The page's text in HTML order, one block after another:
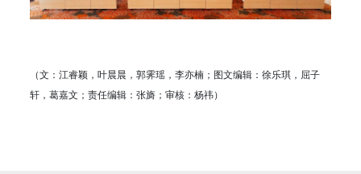
（文：江睿颖，叶晨晨，郭霁瑶，李亦楠；图文编辑：徐乐琪，屈子
轩，葛嘉文；责任编辑：张旖；审核：杨祎）